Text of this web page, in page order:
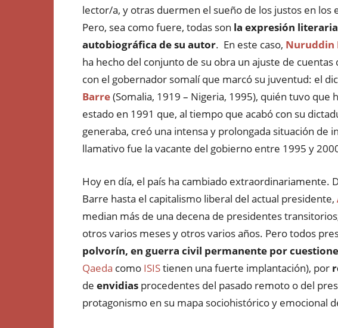
lector/a, y otras duermen el sueño de los justos en los
Pero, sea como fuere, todas son la expresión
autobiográfica de su autor. En este caso, Nuruddin
ha hecho del conjunto de su obra un ajuste de
con el gobernador somalí que marcó su juventud: el
Barre(Somalia, 1919 – Nigeria, 1995), quién tuvo que
estado en 1991 que, al tiempo que acabó con su
generaba, creó una intensa y prolongada situación de
llamativo fue la vacante del gobierno entre 1995 y
Hoy en día, el país ha cambiado extraordinariamente.
Barre hasta el capitalismo liberal del actual presidente,
median más de una decena de presidentes
otros varios meses y otros varios años. Pero todos
polvorín, en guerra civil permanente por
Qaeda como ISIStienen una fuerte implantación), por
de envidias procedentes del pasado remoto o del
protagonismo en su mapa sociohistórico y emocional